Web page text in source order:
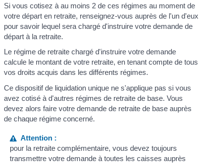
Si vous cotisez à au moins 2 de ces régimes au moment de
votre départ en retraite, renseignez-vous auprès de l'un d'eux
pour savoir lequel sera chargé d'instruire votre demande de
départ à la retraite.
Le régime de retraite chargé d'instruire votre demande
calcule le montant de votre retraite, en tenant compte de tous
vos droits acquis dans les différents régimes.
Ce dispositif de liquidation unique ne s'applique pas si vous
avez cotisé à d'autres régimes de retraite de base. Vous
devez alors faire votre demande de retraite de base auprès
de chaque régime concerné.
Attention :
pour la retraite complémentaire, vous devez toujours
transmettre votre demande à toutes les caisses auprès